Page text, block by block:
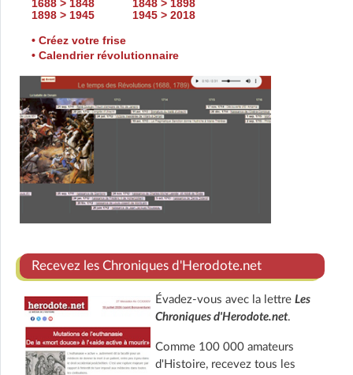
1688 > 1848
1848 > 1898
1898 > 1945
1945 > 2018
• Créez votre frise
• Calendrier révolutionnaire
Recevez les Chroniques d'Herodote.net
Évadez-vous avec la lettre Les
Chroniques d'Herodote.net.
Comme 100 000 amateurs
d'Histoire, recevez tous les